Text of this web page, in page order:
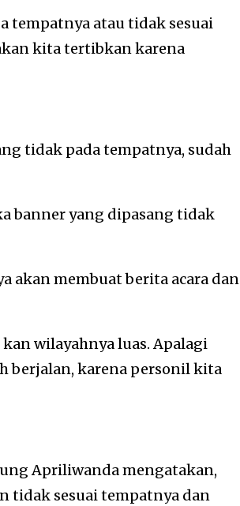
tempatnya atau tidak sesuai
kita tertibkan karena
tidak pada tempatnya, sudah
banner yang dipasang tidak
akan membuat berita acara dan
wilayahnya luas. Apalagi
berjalan, karena personil kita
Apriliwanda mengatakan,
tidak sesuai tempatnya dan